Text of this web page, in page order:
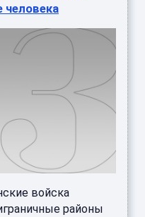
человека
войска
районы